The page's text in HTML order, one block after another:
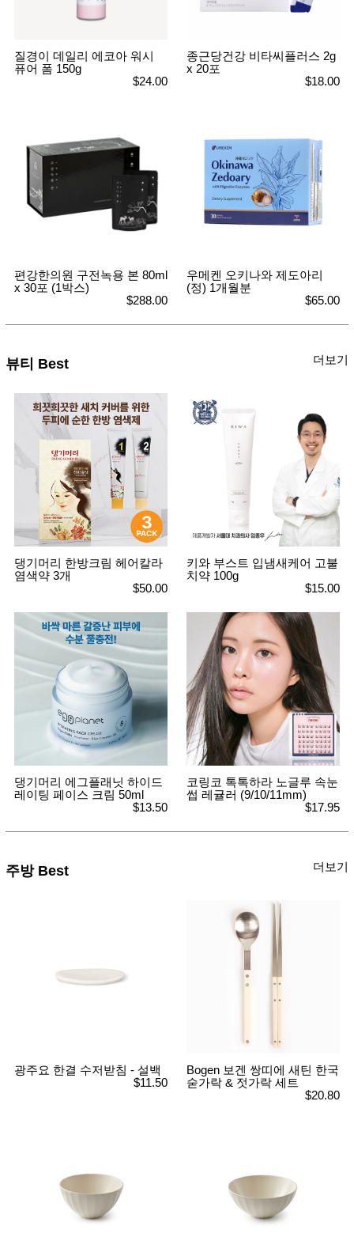
조형물
DIY
유아 이
건강/미
용/식기
용품
성장발
달교육
용품
가방/지
갑/케이
활제
침구용
생활/욕
실/청소
WALL
DECO
Supplies
공연/행
사
질경이 데일리 에코아 워시
퓨어 폼 150g
$24.00
종근당건강 비타씨플러스 2g
x 20포
$18.00
편강한의원 구전녹용 본 80ml
x 30포 (1박스)
$288.00
우메켄 오키나와 제도아리
(정) 1개월분
$65.00
뷰티 Best 더보기
댕기머리 한방크림 헤어칼라
염색약 3개
$50.00
키와 부스트 입냄새케어 고불
치약 100g
$15.00
댕기머리 에그플래닛 하이드
레이팅 페이스 크림 50ml
$13.50
코링코 톡톡하라 노글루 속눈
썹 레귤러 (9/10/11mm)
$17.95
주방 Best 더보기
광주요 한결 수저받침 - 설백
$11.50
Bogen 보겐 쌍띠에 새틴 한국
숟가락 & 젓가락 세트
$20.80